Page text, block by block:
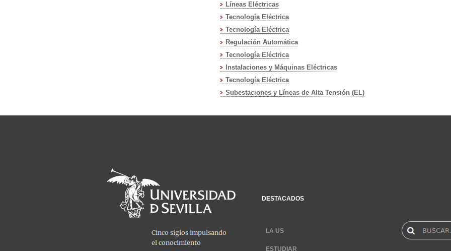
Líneas Eléctricas
Tecnología Eléctrica
Tecnología Eléctrica
Regulación Automática
Tecnología Eléctrica
Instalaciones y Máquinas Eléctricas
Tecnología Eléctrica
Subestaciones y Líneas de Alta Tensión (EL)
DESTACADOS
LA US
ESTUDIAR